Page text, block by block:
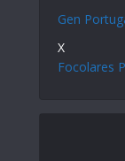
Gen
X
Focolares